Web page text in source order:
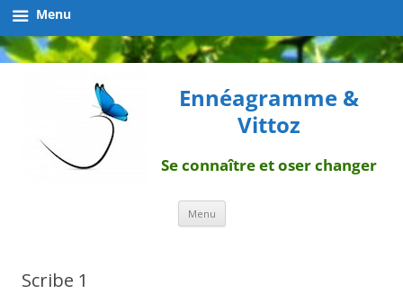
Ennéagramme &
Vittoz
Se connaître et oser changer
Menu Aller
contenu
Scribe 1
Menu